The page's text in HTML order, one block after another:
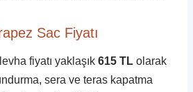
Sac Fiyatı
fiyatı yaklaşık615 TL olarak
sera ve teras kapatma